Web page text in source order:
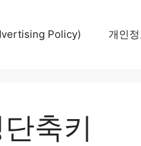
Policy) 개인
축키